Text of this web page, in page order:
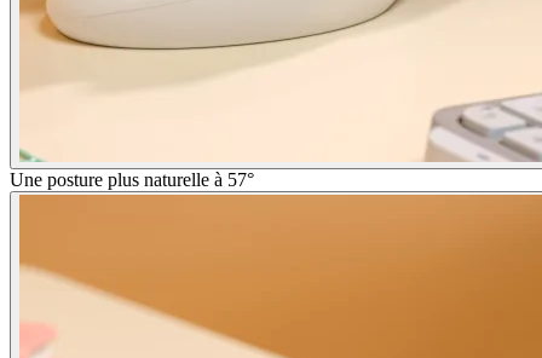
Une posture plus naturelle à 57°